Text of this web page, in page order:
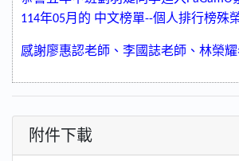
114年05月的 中文榜單--個人排行榜殊
感謝廖惠認老師、李國誌老師、林榮耀
附件下載